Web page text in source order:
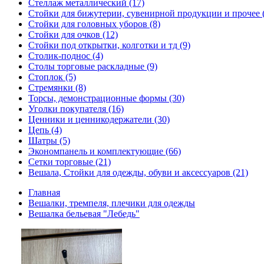
Стеллаж металлический (17)
Стойки для бижутерии, сувенирной продукции и прочее
Стойки для головных уборов (8)
Стойки для очков (12)
Стойки под открытки, колготки и тд (9)
Столик-поднос (4)
Столы торговые раскладные (9)
Стоплок (5)
Стремянки (8)
Торсы, демонстрационные формы (30)
Уголки покупателя (16)
Ценники и ценникодержатели (30)
Цепь (4)
Шатры (5)
Экономпанель и комплектующие (66)
Сетки торговые (21)
Вешала, Стойки для одежды, обуви и аксессуаров (21)
Главная
Вешалки, тремпеля, плечики для одежды
Вешалка бельевая "Лебедь"